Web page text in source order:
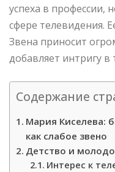
успеха в профессии,
сфере телевидения.
Звена приносит
добавляет интригу
Содержание
Мария Киселева:
как слабое звено
Детство и
Интерес к